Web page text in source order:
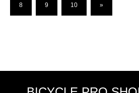
8 9 10 »